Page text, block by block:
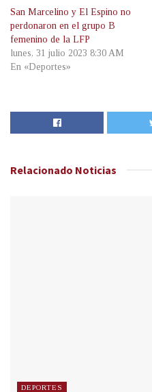
San Marcelino y El Espino no
perdonaron en el grupo B
femenino de la LFP
lunes, 31 julio 2023 8:30 AM
En «Deportes»
Relacionado Noticias
DEPORTES